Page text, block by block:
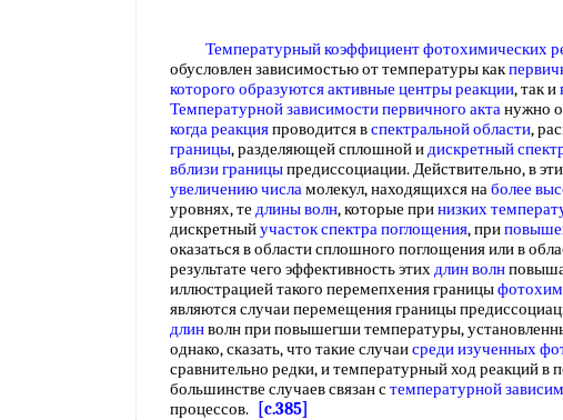
Температурный коэффициент фотохимических
обусловлен зависимостью от температуры как
которого образуютсяактивные центры реакции, так и
Температурной зависимостипервичного актанужно
когда реакцияпроводится вспектральной области,
границы, разделяющей сплошной идискретный
вблизи границыпредиссоциации. Действительно, в
увеличению числамолекул, находящихся наболее
уровнях, те длины волн, которые принизких
дискретныйучасток спектра поглощения, при
оказаться в области сплошного поглощения или в
результате чего эффективность этихдлин волн
иллюстрацией такого перемепхения границы
являются случаи перемещения границы
длинволн при повышегши температуры,
однако, сказать, что такие случаисреди изученных
сравнительно редки, и температурный ход реакций в
большинстве случаев связан стемпературной
процессов.
[c.385]